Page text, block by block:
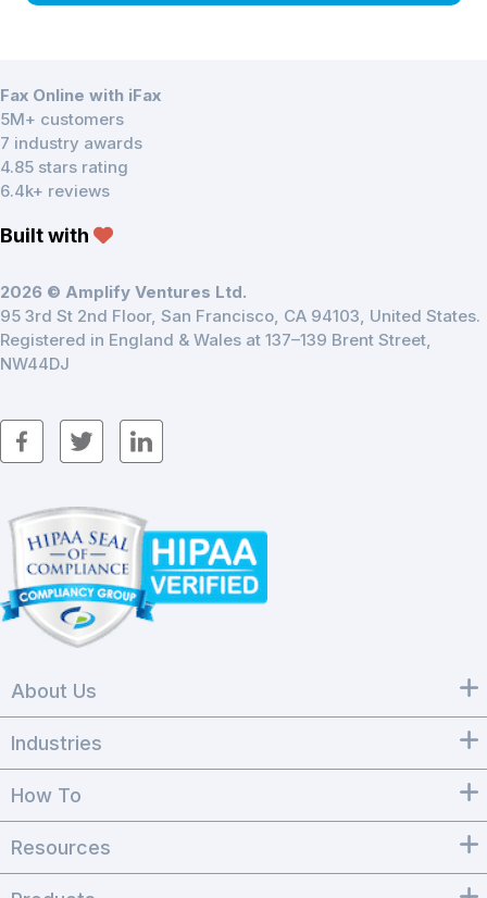
Fax Online with iFax
5M+ customers
7 industry awards
4.85 stars rating
6.4k+ reviews
Built with
2026 © Amplify Ventures Ltd.
95 3rd St 2nd Floor, San Francisco, CA 94103, United States.
Registered in England & Wales at 137–139 Brent Street,
NW44DJ
About Us
Industries
How To
Resources